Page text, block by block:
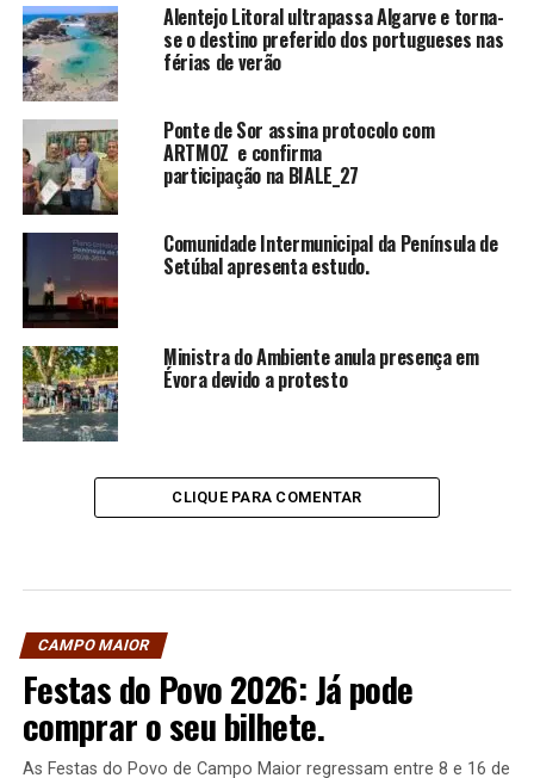
Alentejo Litoral ultrapassa Algarve e torna-
se o destino preferido dos portugueses nas
férias de verão
Ponte de Sor assina protocolo com
ARTMOZ e confirma
participação na BIALE_27
Comunidade Intermunicipal da Península de
Setúbal apresenta estudo.
Ministra do Ambiente anula presença em
Évora devido a protesto
CLIQUE PARA COMENTAR
CAMPO MAIOR
Festas do Povo 2026: Já pode
comprar o seu bilhete.
As Festas do Povo de Campo Maior regressam entre 8 e 16 de